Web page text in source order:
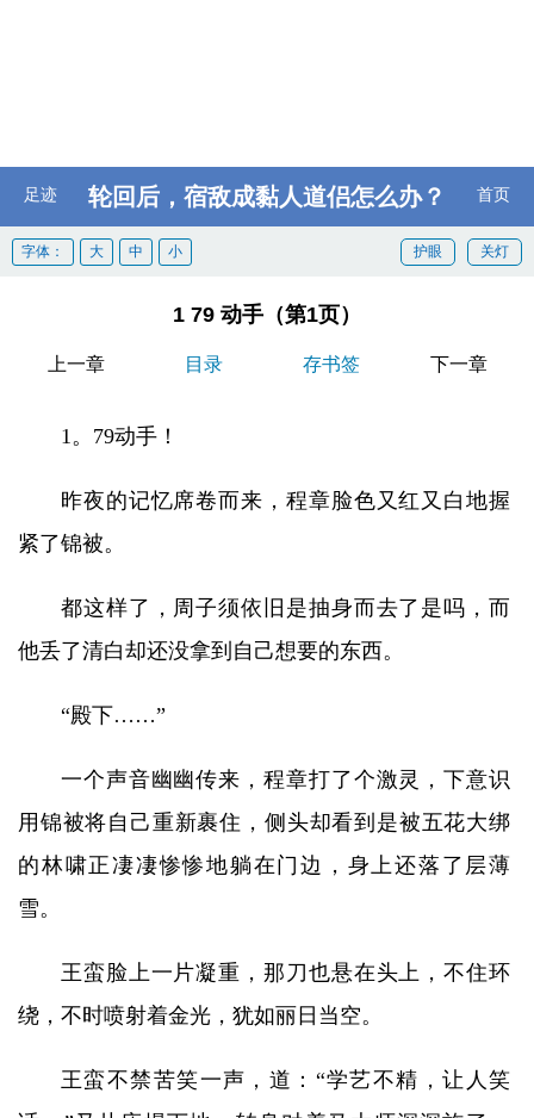
足迹 轮回后，宿敌成黏人道侣怎么办？ 首页
关灯
护眼
字体： 大 中 小
1 79 动手（第1页）
上一章 目录 存书签 下一章
1。79动手！
昨夜的记忆席卷而来，程章脸色又红又白地握
紧了锦被。
都这样了，周子须依旧是抽身而去了是吗，而
他丢了清白却还没拿到自己想要的东西。
“殿下……”
一个声音幽幽传来，程章打了个激灵，下意识
用锦被将自己重新裹住，侧头却看到是被五花大绑
的林啸正凄凄惨惨地躺在门边，身上还落了层薄
雪。
王蛮脸上一片凝重，那刀也悬在头上，不住环
绕，不时喷射着金光，犹如丽日当空。
王蛮不禁苦笑一声，道：“学艺不精，让人笑